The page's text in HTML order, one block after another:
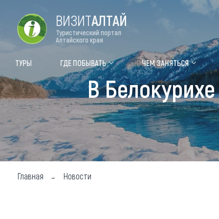
Туры Где
ВИЗИТАЛТАЙ
Туристический портал
Алтайского края
ТУРЫ ГДЕ ПОБЫВАТЬ ЧЕМ ЗАНЯТЬСЯ
В
Главная Новости